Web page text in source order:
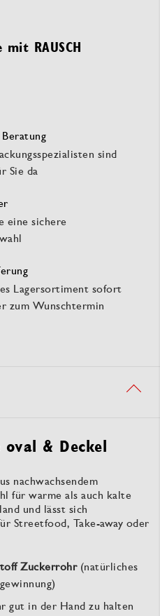
RAUSCH
sind
Sie da
eine sichere
Lagersortiment sofort
zum Wunschtermin
oval & Deckel
nachwachsendem
für warme als auch kalte
und lässt sich
Streetfood, Take-away oder
Zuckerrohr(natürliches
gut in der Hand zu halten